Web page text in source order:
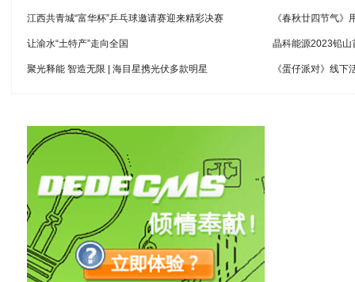
江西共青城“富华杯”乒乓球邀请赛迎来精彩决赛 《春秋廿四节气
让渝水“土特产”走向全国 晶科能源2023铅山
聚光释能 智造无限 | 海目星携光伏多款明星 《蛋仔派对》线下